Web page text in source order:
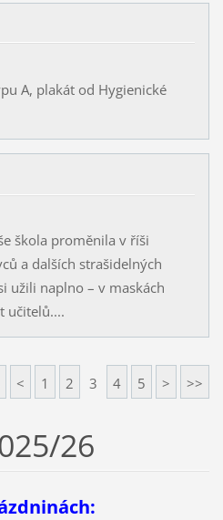
A, plakát od Hygienické
škola proměnila v říši
a dalších strašidelných
užili naplno – v maskách
učitelů....
< 1 2 3 4 5 > >>
26